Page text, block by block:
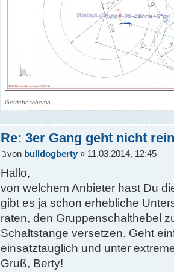
Getriebeschema
Re: 3er Gang geht nicht
von bulldogberty » 11.03.2014, 12:45
Hallo,
von welchem Anbieter hast Du
gibt es ja schon erhebliche
raten, den Gruppenschalthebel
Schaltstange versetzen. Geht
einsatztauglich und unter
Gruß, Berty!